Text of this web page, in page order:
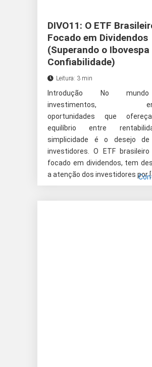
DIVO11: O ETF
Focado em Dividendos
(Superando o
Confiabilidade)
Leitura: 3 min
Introdução No
investimentos,
oportunidades que
equilíbrio entre
simplicidade é o desejo de
investidores. O ETF brasileiro
focado em dividendos, tem
a atenção dos investidores por